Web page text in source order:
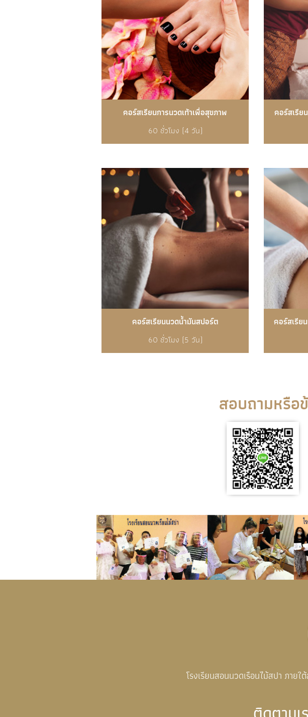
รายละเอียดเพิ่มเติม
คอร์สเรียนการนวดเท้าเพื่อสุขภาพ
60 ชั่วโมง (4 วัน)
คอร์สเรีย
รายละเอียดเพิ่มเติม
คอร์สเรียนนวดน้ำมันสปอร์ต
60 ชั่วโมง (5 วัน)
คอร์สเรีย
สอบถามหรือ
โรงเรียนสอนนวดเรือนไม้สปา ภาย